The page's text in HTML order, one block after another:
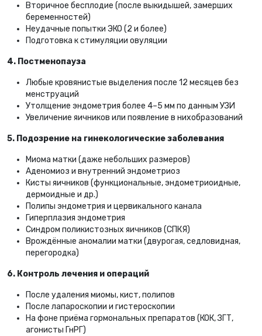
Вторичное бесплодие (после выкидышей, замерших
беременностей)
Неудачные попытки ЭКО (2 и более)
Подготовка к стимуляции овуляции
4. Постменопауза
Любые кровянистые выделения после 12 месяцев без
менструаций
Утолщение эндометрия более 4–5 мм по данным УЗИ
Увеличение яичников или появление в нихобразований
5. Подозрение на гинекологические заболевания
Миома матки (даже небольших размеров)
Аденомиоз и внутренний эндометриоз
Кисты яичников (функциональные, эндометриоидные,
дермоидные и др.)
Полипы эндометрия и цервикального канала
Гиперплазия эндометрия
Синдром поликистозных яичников (СПКЯ)
Врождённые аномалии матки (двурогая, седловидная,
перегородка)
6. Контроль лечения и операций
После удаления миомы, кист, полипов
После лапароскопии и гистероскопии
На фоне приёма гормональных препаратов (КОК, ЗГТ,
агонисты ГнРГ)